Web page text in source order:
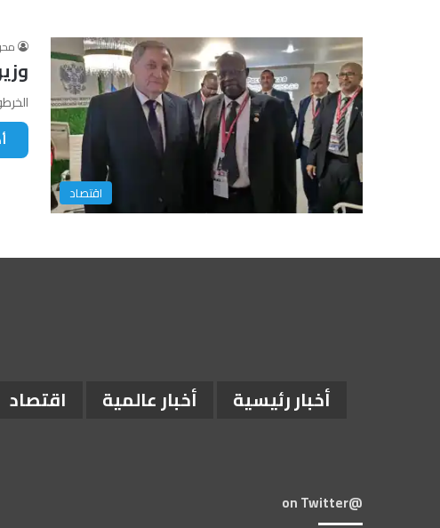
اقتصاد
أخبار رئيسية أخبار عالمية اقتصاد
@on Twitter